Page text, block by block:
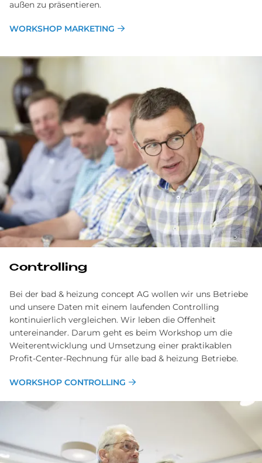
außen zu präsentieren.
WORKSHOP MARKETING
Controlling
Bei der bad & heizung concept AG wollen wir uns Betriebe
und unsere Daten mit einem laufenden Controlling
kontinuierlich vergleichen. Wir leben die Offenheit
untereinander. Darum geht es beim Workshop um die
Weiterentwicklung und Umsetzung einer praktikablen
Profit-Center-Rechnung für alle bad & heizung Betriebe.
WORKSHOP CONTROLLING